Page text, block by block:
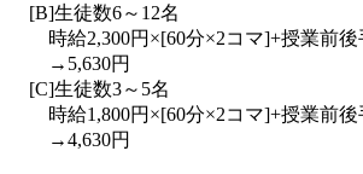
[B]生徒数6～12名
時給2,300円×[60分×2コマ]+授業前後
→5,630円
[C]生徒数3～5名
時給1,800円×[60分×2コマ]+授業前後
→4,630円